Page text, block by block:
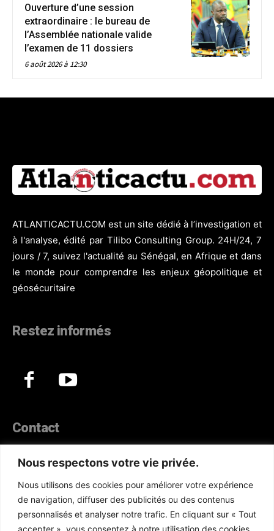
Nous respectons votre vie privée.
Nous utilisons des cookies pour améliorer votre expérience
de navigation, diffuser des publicités ou des contenus
personnalisés et analyser notre trafic. En cliquant sur « Tout
accepter », vous consentez à notre utilisation des cookies.
Ouverture d’une session
extraordinaire : le bureau de
l’Assemblée nationale valide
l’examen de 11 dossiers
6 août 2026 à 12:30
ATLANTICACTU.COM est un site dédié à l’investigation et
à l'analyse, édité par Tilibo Consulting Group. 24H/24, 7
jours / 7, suivez l'actualité au Sénégal, en Afrique et dans
le monde pour comprendre les enjeux géopolitique et
géosécuritaire
Restez informés
Contact
Téléphone :(+221) 70 330 86 87‬
WhatsApp : (+33) 6 52 17 85 46
E-mail : redaction@atlanticactu.com
E-mail : commercial@atlanticactu.com